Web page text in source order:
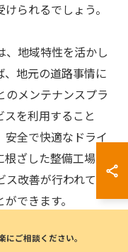
られるでしょう。
、地域特性を活かし
、地元の道路事情に
のメンテナンスプラ
を利用すること
安全で快適なドライ
ざした整備工場で
改善が行われてお
できます。
ご相談ください。